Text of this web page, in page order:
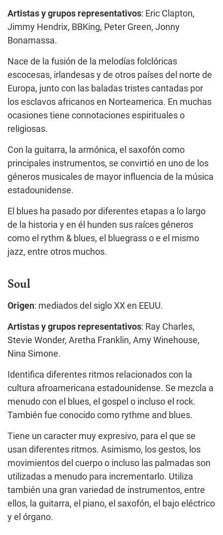
Artistas y grupos representativos: Eric Clapton,
Jimmy Hendrix, BBKing, Peter Green, Jonny
Bonamassa.
Nace de la fusión de la melodías folclóricas
escocesas, irlandesas y de otros países del norte de
Europa, junto con las baladas tristes cantadas por
los esclavos africanos en Norteamerica. En muchas
ocasiones tiene connotaciones espirituales o
religiosas.
Con la guitarra, la armónica, el saxofón como
principales instrumentos, se convirtió en uno de los
géneros musicales de mayor influencia de la música
estadounidense.
El blues ha pasado por diferentes etapas a lo largo
de la historia y en él hunden sus raíces géneros
como el rythm & blues, el bluegrass o e el mismo
jazz, entre otros muchos.
Soul
Origen: mediados del siglo XX en EEUU.
Artistas y grupos representativos: Ray Charles,
Stevie Wonder, Aretha Franklin, Amy Winehouse,
Nina Simone.
Identifica diferentes ritmos relacionados con la
cultura afroamericana estadounidense. Se mezcla a
menudo con el blues, el gospel o incluso el rock.
También fue conocido como rythme and blues.
Tiene un caracter muy expresivo, para el que se
usan diferentes ritmos. Asimismo, los gestos, los
movimientos del cuerpo o incluso las palmadas son
utilizadas a menudo para incrementarlo. Utiliza
también una gran variedad de instrumentos, entre
ellos, la guitarra, el piano, el saxofón, el bajo eléctrico
y el órgano.